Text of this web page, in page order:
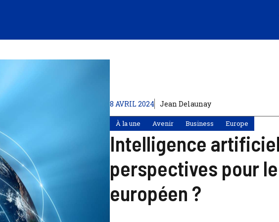
8 AVRIL 2024 Jean Delaunay
À la une Avenir Business Europe
Intelligence
perspectives pour
européen ?